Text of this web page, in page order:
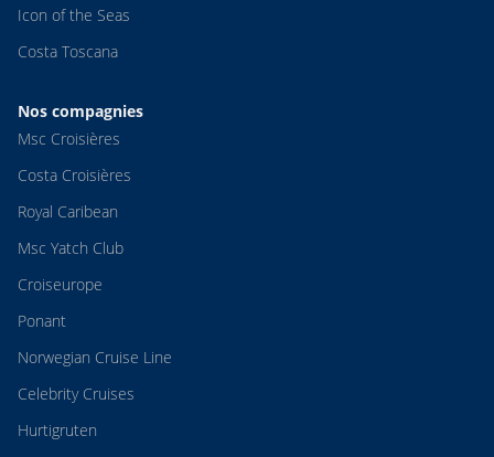
Icon of the Seas
Costa Toscana
Nos compagnies
Msc Croisières
Costa Croisières
Royal Caribean
Msc Yatch Club
Croiseurope
Ponant
Norwegian Cruise Line
Celebrity Cruises
Hurtigruten